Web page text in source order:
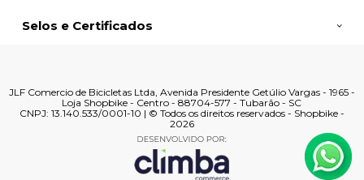
Selos e Certificados
JLF Comercio de Bicicletas Ltda, Avenida Presidente Getúlio Vargas - 1965 -
Loja Shopbike - Centro - 88704-577 - Tubarão - SC
CNPJ: 13.140.533/0001-10 | © Todos os direitos reservados - Shopbike -
2026